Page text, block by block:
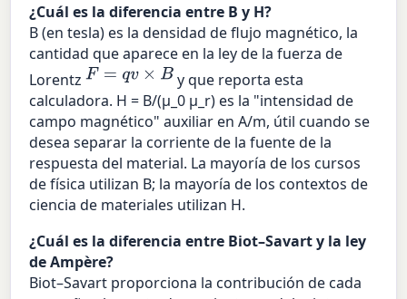
¿Cuál es la diferencia entre B y H?
B (en tesla) es la densidad de flujo magnético, la
cantidad que aparece en la ley de la fuerza de
LorentzF= qv ×B
y que reporta esta
calculadora. H = B/(µ_0 µ_r) es la "intensidad de
campo magnético" auxiliar en A/m, útil cuando se
desea separar la corriente de la fuente de la
respuesta del material. La mayoría de los cursos
de física utilizan B; la mayoría de los contextos de
ciencia de materiales utilizan H.
¿Cuál es la diferencia entre Biot–Savart y la ley
de Ampère?
Biot–Savart proporciona la contribución de cada